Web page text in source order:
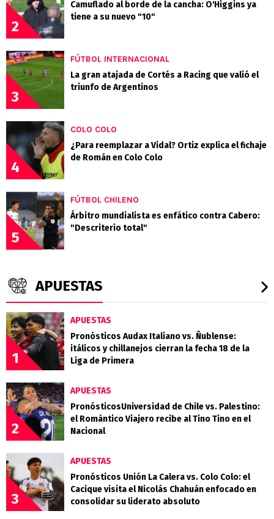
2
Camuflado al borde de la cancha: O'Higgins ya
tiene a su nuevo "10"
3
FÚTBOL INTERNACIONAL
La gran atajada de Cortés a Racing que valió el
triunfo de Argentinos
4
COLO COLO
¿Para reemplazar a Vidal? Ortiz explica el fichaje
de Román en Colo Colo
5
FÚTBOL CHILENO
Árbitro mundialista es enfático contra Cabero:
"Descriterio total"
APUESTAS
1
APUESTAS
Pronósticos Audax Italiano vs. Ñublense:
itálicos y chillanejos cierran la fecha 18 de la
Liga de Primera
2
APUESTAS
PronósticosUniversidad de Chile vs. Palestino:
el Romántico Viajero recibe al Tino Tino en el
Nacional
3
APUESTAS
Pronósticos Unión La Calera vs. Colo Colo: el
Cacique visita el Nicolás Chahuán enfocado en
consolidar su liderato absoluto